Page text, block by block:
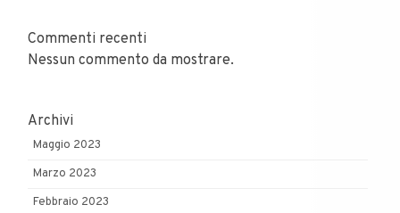
Commenti recenti
Nessun commento da mostrare.
Archivi
Maggio 2023
Marzo 2023
Febbraio 2023